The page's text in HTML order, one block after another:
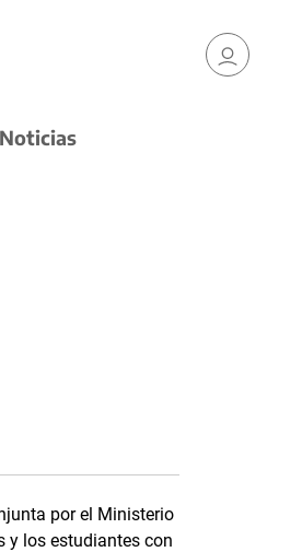
Noticias
por el Ministerio
y los estudiantes con